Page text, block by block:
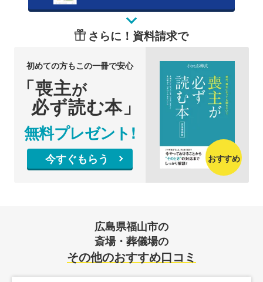
さらに！資料請求で
初めての方もこの一冊で安心
「喪主が
必ず読む本」
無料プレゼント!
今すぐもらう おすすめ
広島県福山市の
斎場・葬儀場の
その他のおすすめ口コミ